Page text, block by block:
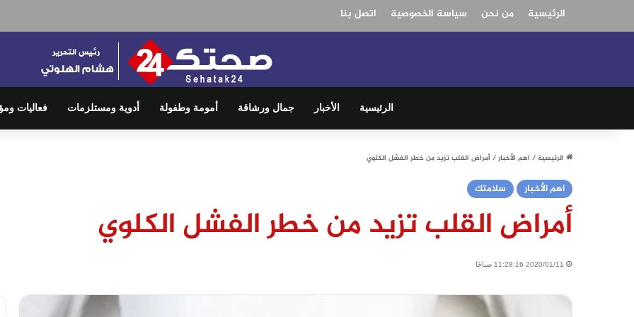
الرئيسية من نحن سياسة الخصوصية اتصل بنا
الرئيسية الأخبار جمال ورشاقة أمومة وطفولة أدوية ومستلزمات فعاليات
الرئيسية/ اهم الأخبار/أمراض القلب تزيد من خطر الفشل الكلوي
اهم الأخبار سلامتك
أمراض القلب تزيد من خطر الفشل الكلوي
2020/01/11 11:28:16 صباحًا